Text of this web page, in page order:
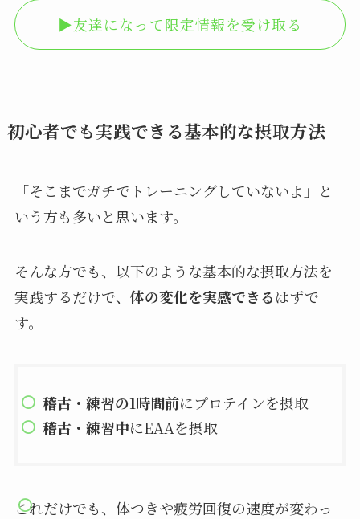
▶︎友達になって限定情報を受け取る
初心者でも実践できる基本的な摂取方法
「そこまでガチでトレーニングしていないよ」と
いう方も多いと思います。
そんな方でも、以下のような基本的な摂取方法を
実践するだけで、 体の変化を実感できるはずで
す。
稽古・練習の1時間前にプロテインを摂取
稽古・練習中にEAAを摂取
これだけでも、体つきや疲労回復の速度が変わっ